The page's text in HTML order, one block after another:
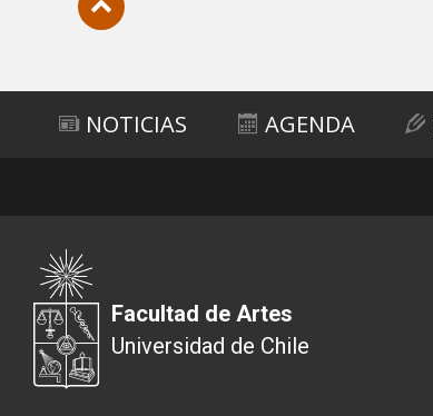
NOTICIAS AGENDA
Facultad de Artes
Universidad de Chile